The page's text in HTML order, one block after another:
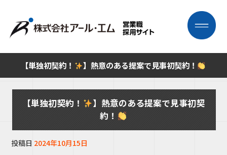
【単独初契約！ 】熱意のある提案で見事初契約！
【単独初契約！
】熱意のある提案で見事初契
約！
投稿日 2024年10月15日